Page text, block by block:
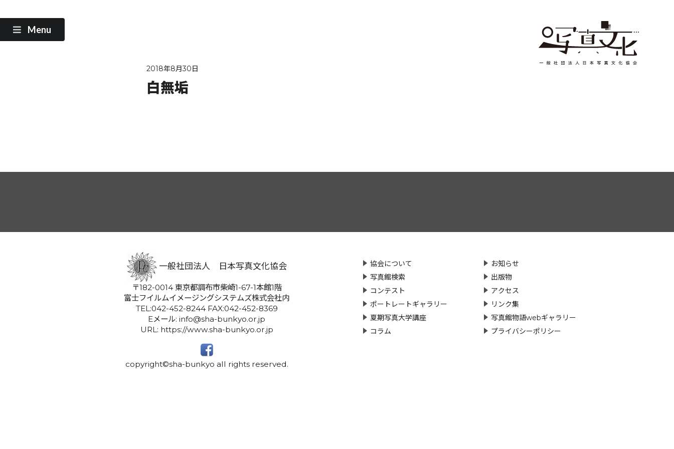
Menu
2018年8月30日
白無垢
協会について
写真館検索
コンテスト
ポートレートギャラリー
夏期写真大学講座
コラム
お知らせ
出版物
アクセス
リンク集
写真館物語webギャラリー
プライバシーポリシー
一般社団法人 日本写真文化協会
〒182-0014 東京都調布市柴崎1-67-1本館1階
富士フイルムイメージングシステムズ株式会社内
TEL:042-452-8244 FAX:042-452-8369
Eメール: info@sha-bunkyo.or.jp
URL: https://www.sha-bunkyo.or.jp
copyright©sha-bunkyo all rights reserved.